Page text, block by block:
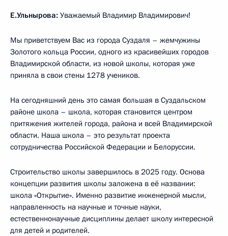
Е.Ульнырова: Уважаемый Владимир Владимирович!
Мы приветствуем Вас из города Суздаля – жемчужины
Золотого кольца России, одного из красивейших городов
Владимирской области, из новой школы, которая уже
приняла в свои стены 1278 учеников.
На сегодняшний день это самая большая в Суздальском
районе школа – школа, которая становится центром
притяжения жителей города, района и всей Владимирской
области. Наша школа – это результат проекта
сотрудничества Российской Федерации и Белоруссии.
Строительство школы завершилось в 2025 году. Основа
концепции развития школы заложена в её названии:
школа «Открытие». Именно развитие инженерной мысли,
направленность на научные и точные науки,
естественнонаучные дисциплины делает школу интересной
для детей и родителей.